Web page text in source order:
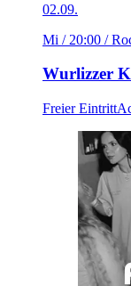
02.09.
Mi / 20:00 /
Wurlizzer
Freier Eintritt